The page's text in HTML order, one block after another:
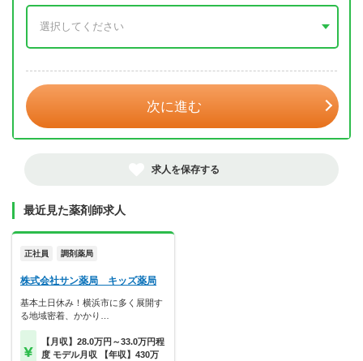
次に進む
求人を保存する
最近見た薬剤師求人
正社員 調剤薬局
株式会社サン薬局 キッズ薬局
基本土日休み！横浜市に多く展開す
る地域密着、かかり…
【月収】28.0万円～33.0万円程
度 モデル月収 【年収】430万